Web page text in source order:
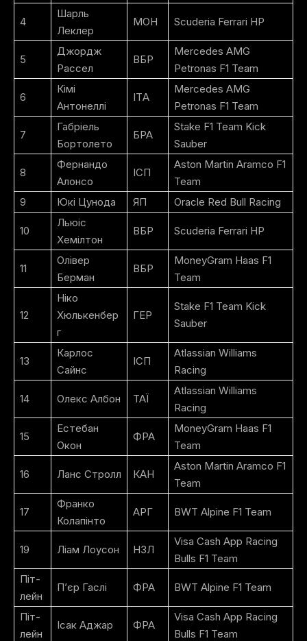
4
Шарль
Леклер
МОН Scuderia Ferrari HP
5
Джордж
Рассел
ВБР
Mercedes AMG
Petronas F1 Team
6
Кімі
Антонеллі
ІТA
Mercedes AMG
Petronas F1 Team
7
Габріель
Бортолето
БРА
Stake F1 Team Kick
Sauber
8
Фернандо
Алонсо
ІСП
Aston Martin Aramco F1
Team
9
Юкі Цунода ЯП Oracle Red Bull Racing
10
Льюіс
Хемілтон
ВБР Scuderia Ferrari HP
11
Олівер
Берман
ВБР
MoneyGram Haas F1
Team
12
Ніко
Хюлькенбер
г
ГЕР
Stake F1 Team Kick
Sauber
13
Карлос
Сайнс
ІСП
Atlassian Williams
Racing
14 Олекс Албон ТАЇ
Atlassian Williams
Racing
15
Естебан
Окон
ФРА
MoneyGram Haas F1
Team
16 Ланс Стролл КАН
Aston Martin Aramco F1
Team
17
Франко
Колапінто
АРГ BWT Alpine F1 Team
19 Ліам Лоусон НЗЛ
Visa Cash App Racing
Bulls F1 Team
Піт-
лейн
П’єр Гаслі ФРА BWT Alpine F1 Team
Піт-
лейн
Ісак Аджар ФРА
Visa Cash App Racing
Bulls F1 Team